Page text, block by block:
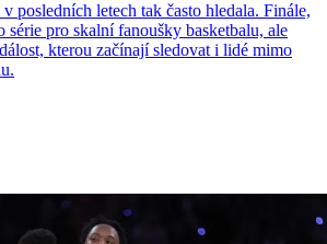
posledních letech tak často hledala. Finále,
série pro skalní fanoušky basketbalu, ale
kterou začínají sledovat i lidé mimo